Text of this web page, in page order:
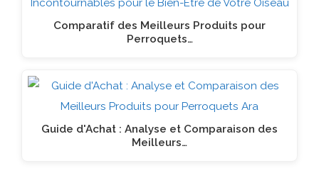
Comparatif des Meilleurs Produits pour
Perroquets…
Guide d'Achat : Analyse et Comparaison des
Meilleurs…